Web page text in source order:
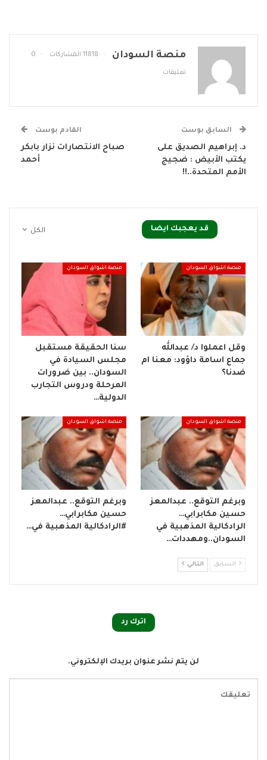
منصة السودان 11818 المشاركات 0
تعليقات
السابق بوست
د. إبراهيم الصديق على
يكتب الأبيض : ضجيج
الأمم المتحدة..!!
القادم بوست
صباح الانتصارات نزار بابكر
أحمد
الكل قد يعجبك ايضا
منصة اشواق السودان
وقل اعملوا د/ عبدالله
جماع اسامة داؤود: معنا ام
ضدنا؟
منصة اشواق السودان
سنا الحقيقة مستقبل
مجلس السيادة في
السودان.. بين ضرورات
المرحلة ودروس التجارب
الدولية…
منصة اشواق السودان
وبرغم التوقع.. عبدالمعز
حسين مكابرابي…
الرادكالية المذهبية في
السودان..ومهددات…
منصة اشواق السودان
وبرغم التوقع.. عبدالمعز
حسين مكابرابي…
#الرادكالية المذهبية في…
السابق التالي
اترك رد
لن يتم نشر عنوان بريدك الإلكتروني.